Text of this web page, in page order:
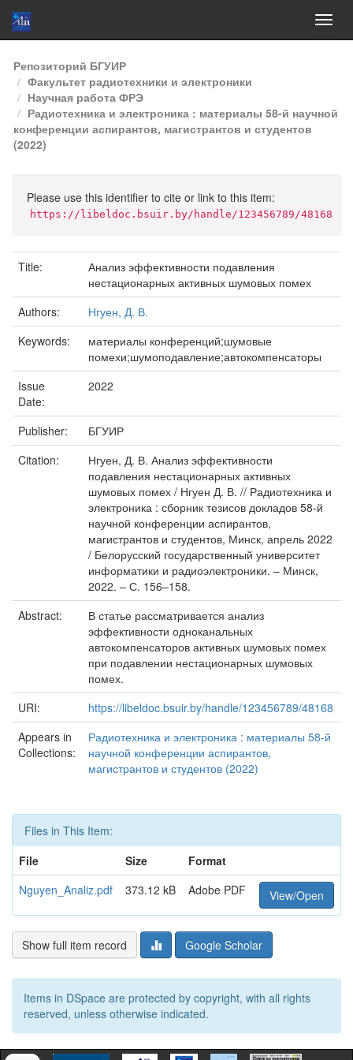
Skip
navigation
Репозиторий БГУИР
Факультет радиотехники и электроники
Научная работа ФРЭ
Радиотехника и электроника : материалы 58-й научной
конференции аспирантов, магистрантов и студентов
(2022)
Please use this identifier to cite or link to this item:
https://libeldoc.bsuir.by/handle/123456789/48168
Title:
Анализ эффективности подавления
нестационарных активных шумовых помех
Authors:
Нгуен, Д. В.
Keywords:
материалы конференций;шумовые
помехи;шумоподавление;автокомпенсаторы
Issue
Date:
2022
Publisher:
БГУИР
Citation:
Нгуен, Д. В. Анализ эффективности
подавления нестационарных активных
шумовых помех / Нгуен Д. В. // Радиотехника и
электроника : сборник тезисов докладов 58-й
научной конференции аспирантов,
магистрантов и студентов, Минск, апрель 2022
/ Белорусский государственный университет
информатики и радиоэлектроники. – Минск,
2022. – С. 156–158.
Abstract:
В статье рассматривается анализ
эффективности одноканальных
автокомпенсаторов активных шумовых помех
при подавлении нестационарных шумовых
помех.
URI:
https://libeldoc.bsuir.by/handle/123456789/48168
Appears in
Collections:
Радиотехника и электроника : материалы 58-й
научной конференции аспирантов,
магистрантов и студентов (2022)
Files in This Item:
File
Size
Format
Nguyen_Analiz.pdf
373.12 kB Adobe PDF View/Open
Show full item record Google Scholar
Items in DSpace are protected by copyright, with all rights
reserved, unless otherwise indicated.